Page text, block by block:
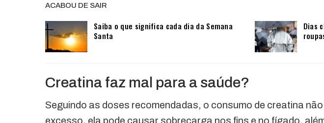
ACABOU DE SAIR
Saiba o que significa cada dia da Semana
Santa
Dias
Creatina faz mal para a saúde?
Seguindo as doses recomendadas, o consumo de creatina
excesso, ela pode causar sobrecarga nos fins e no fígado,